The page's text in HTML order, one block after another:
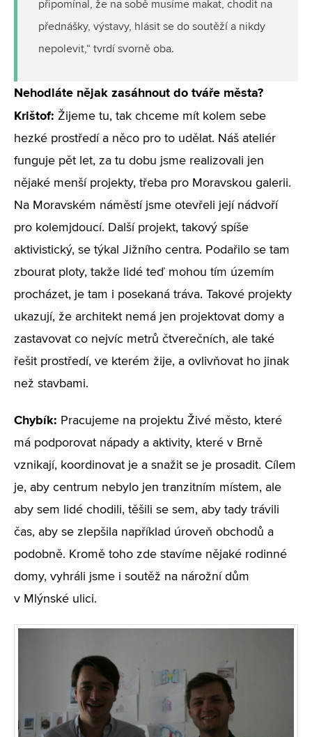
připomínal, že na sobě musíme makat, chodit na
přednášky, výstavy, hlásit se do soutěží a nikdy
nepolevit,“ tvrdí svorně oba.
Nehodláte nějak zasáhnout do tváře města?
Krištof: Žijeme tu, tak chceme mít kolem sebe
hezké prostředí a něco pro to udělat. Náš ateliér
funguje pět let, za tu dobu jsme realizovali jen
nějaké menší projekty, třeba pro Moravskou galerii.
Na Moravském náměstí jsme otevřeli její nádvoří
pro kolemjdoucí. Další projekt, takový spíše
aktivistický, se týkal Jižního centra. Podařilo se tam
zbourat ploty, takže lidé teď mohou tím územím
procházet, je tam i posekaná tráva. Takové projekty
ukazují, že architekt nemá jen projektovat domy a
zastavovat co nejvíc metrů čtverečních, ale také
řešit prostředí, ve kterém žije, a ovlivňovat ho jinak
než stavbami.
Chybík: Pracujeme na projektu Živé město, které
má podporovat nápady a aktivity, které v Brně
vznikají, koordinovat je a snažit se je prosadit. Cílem
je, aby centrum nebylo jen tranzitním místem, ale
aby sem lidé chodili, těšili se sem, aby tady trávili
čas, aby se zlepšila například úroveň obchodů a
podobně. Kromě toho zde stavíme nějaké rodinné
domy, vyhráli jsme i soutěž na nárožní dům
v Mlýnské ulici.